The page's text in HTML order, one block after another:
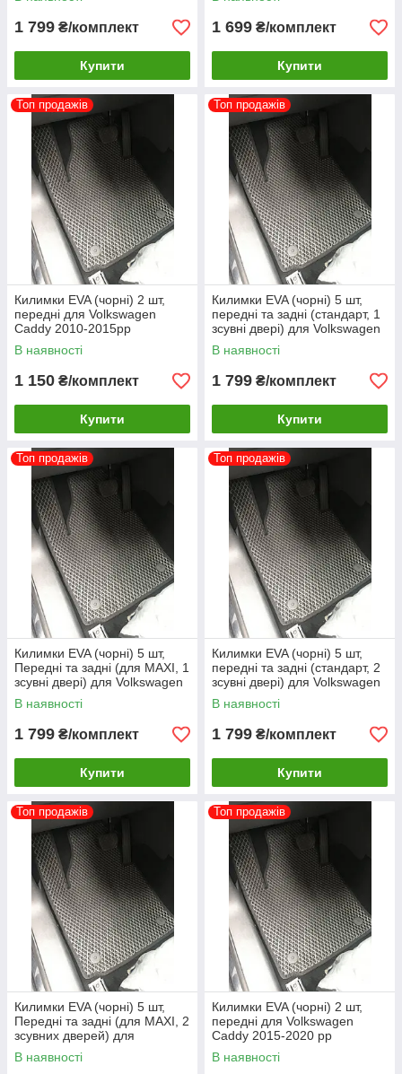
рр
1 799 ₴/комплект
Купити
рр
1 699 ₴/комплект
Купити
Топ продажів
Килимки EVA (чорні) 2 шт,
передні для Volkswagen
Caddy 2010-2015рр
В наявності
1 150 ₴/комплект
Купити
Топ продажів
Килимки EVA (чорні) 5 шт,
передні та задні (стандарт, 1
зсувні двері) для Volkswagen
Caddy 2010-2015рр
В наявності
1 799 ₴/комплект
Купити
Топ продажів
Килимки EVA (чорні) 5 шт,
Передні та задні (для MAXI, 1
зсувні двері) для Volkswagen
Caddy 2010-2015рр
В наявності
1 799 ₴/комплект
Купити
Топ продажів
Килимки EVA (чорні) 5 шт,
передні та задні (стандарт, 2
зсувні двері) для Volkswagen
Caddy 2010-2015рр
В наявності
1 799 ₴/комплект
Купити
Топ продажів
Килимки EVA (чорні) 5 шт,
Передні та задні (для MAXI, 2
зсувних дверей) для
Volkswagen Caddy 2010-
2015рр
В наявності
Топ продажів
Килимки EVA (чорні) 2 шт,
передні для Volkswagen
Caddy 2015-2020 рр
В наявності